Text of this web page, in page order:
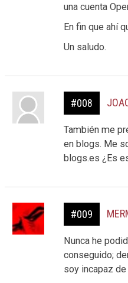
una cuenta
En fin que ahí
Un saludo.
#008
También me
en blogs. Me
blogs.es ¿Es
#009
Nunca he
conseguido;
soy incapaz de